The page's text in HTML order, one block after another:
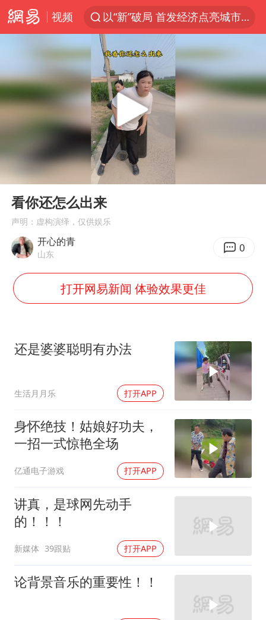
视频
以“新”破局 首发经济点亮城市消费活力
U17国足三战全胜
张帅不敌萨巴伦卡无缘多伦多站16强
我国编制完成新版全月地质图
台风白海豚最新路径研判来了
对话重庆地铁吐血女孩
毛宁转发梯田音乐会视频海外网友赞叹
多地要求领导干部带头休假
奋进开新局 实干挑大梁
Play
00:00
看你还怎么出来
声明：虚构演绎，仅供娱乐
开心的青
山东 0
打开网易新闻 体验效果更佳
还是婆婆聪明有办法
生活月月乐 打开APP
身怀绝技！姑娘好功夫，
一招一式惊艳全场
亿通电子游戏 打开APP
讲真，是球网先动手
的！！！
新媒体 39跟贴 打开APP
论背景音乐的重要性！！